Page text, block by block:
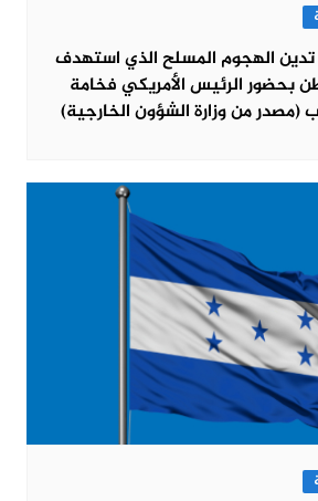
تدين الهجوم المسلح الذي استهدف
بحضور الرئيس الأمريكي فخامة
(مصدر من وزارة الشؤون الخارجية)